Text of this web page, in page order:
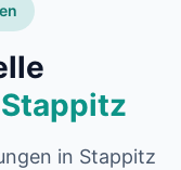
in Stappitz